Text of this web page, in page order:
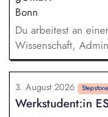
Bonn
Du arbeitest an
Wissenschaft,
Allrounder in den
Rolle betreust Du
3. August 2026 Stepstone
Werkstudent:in